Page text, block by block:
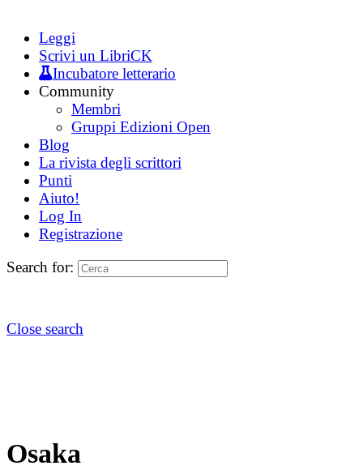
Leggi
Scrivi un LibriCK
Incubatore letterario
Community
Membri
Gruppi Edizioni Open
Blog
La rivista degli scrittori
Punti
Aiuto!
Log In
Registrazione
Search for:
Close search
Osaka